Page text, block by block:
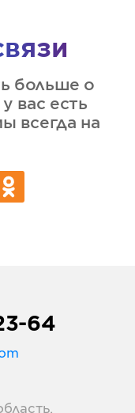
больше о
вас есть
всегда на
64